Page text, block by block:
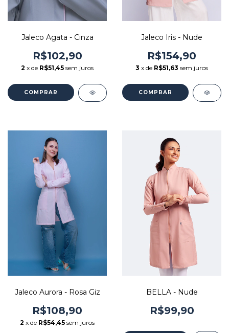
Jaleco Agata - Cinza
R$102,90
2 x de R$51,45 sem juros
COMPRAR
Jaleco Iris - Nude
R$154,90
3 x de R$51,63 sem juros
COMPRAR
Jaleco Aurora - Rosa Giz
R$108,90
2 x de R$54,45 sem juros
BELLA - Nude
R$99,90